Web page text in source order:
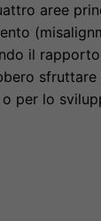
aree
il
sfruttare
per lo